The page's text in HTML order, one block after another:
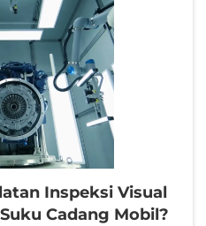
Inspeksi Visual
Cadang Mobil?